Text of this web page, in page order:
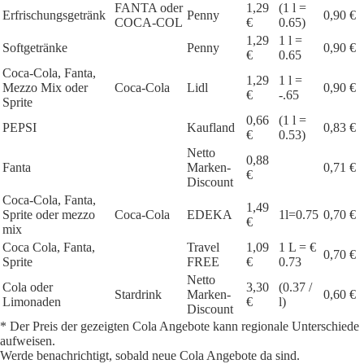
Erfrischungsgetränk
FANTA oder
COCA-COL
Penny
1,29
€
(1 l =
0.65)
0,90 €
Softgetränke Penny
1,29
€
1 l =
0.65
0,90 €
Coca-Cola, Fanta,
Mezzo Mix oder
Sprite
Coca-Cola Lidl
1,29
€
1 l =
-.65
0,90 €
PEPSI Kaufland
0,66
€
(1 l =
0.53)
0,83 €
Fanta
Netto
Marken-
Discount
0,88
€
0,71 €
Coca-Cola, Fanta,
Sprite oder mezzo
mix
Coca-Cola EDEKA
1,49
€
1l=0.75 0,70 €
Coca Cola, Fanta,
Sprite
Travel
FREE
1,09
€
1 L = €
0.73
0,70 €
Cola oder
Limonaden
Stardrink
Netto
Marken-
Discount
3,30
€
(0.37 /
l)
0,60 €
* Der Preis der gezeigten Cola Angebote kann regionale Unterschiede
aufweisen.
Werde benachrichtigt, sobald neue Cola Angebote da sind.